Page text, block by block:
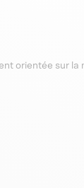
orientée sur la